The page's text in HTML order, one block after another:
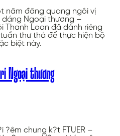
năm đăng quang ngôi vị
Ngoại thương –
Thanh Loan đã dành riêng
thư thả để thực hiện bộ
biệt này.
Ngoại thương
?êm chung k?t FTUER –